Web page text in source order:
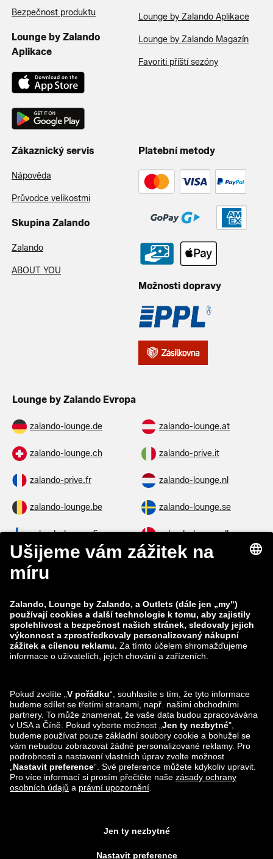
Bezpečnost produktu
Lounge by Zalando
Aplikace
Lounge by Zalando Aplikace
Lounge by Zalando Magazín
Favoriti příští sezóny
Zákaznický servis
Nápověda
Průvodce velikostmi
Skupina Zalando
Zalando
ABOUT YOU
Platební metody
Možnosti dopravy
Lounge by Zalando Evropa
zalando-lounge.de zalando-lounge.at
zalando-lounge.ch zalando-prive.it
zalando-prive.fr zalando-lounge.nl
zalando-lounge.be zalando-lounge.se
zalando-lounge.fi zalando-lounge.dk
zalando-lounge.co.uk zalando-lounge.pl
zalando-lounge.lt zalando-lounge.sk
zalando-lounge.ro zalando-lounge.hr
zalando-lounge.lu zalando-lounge.ee
zalando-lounge.lv zalando-lounge.no
Sledujte nás také
na
doporučenou maloobchodní cenou